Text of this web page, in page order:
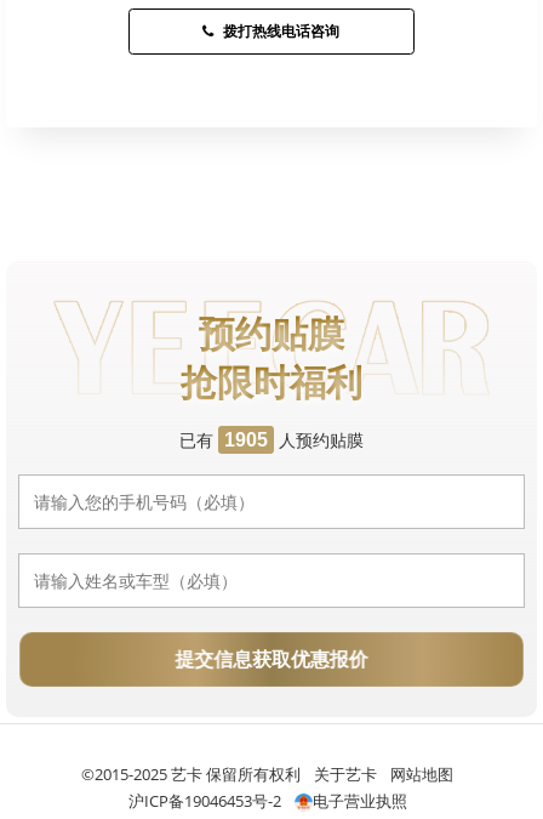
拨打热线电话咨询
预约贴膜
抢限时福利
已有 1905 人预约贴膜
提交信息获取优惠报价
©2015-2025 艺卡 保留所有权利 关于艺卡
网站地图
沪ICP备19046453号-2
电子营业执照